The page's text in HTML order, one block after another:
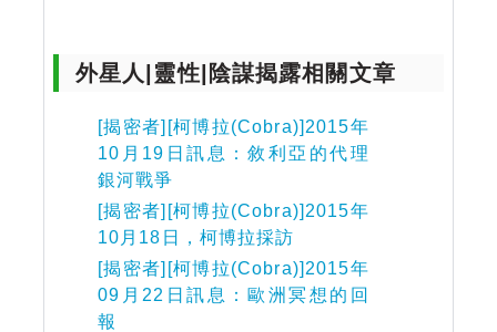
外星人|靈性|陰謀揭露相關文章
[揭密者][柯博拉(Cobra)]2015年
10月19日訊息：敘利亞的代理
銀河戰爭
[揭密者][柯博拉(Cobra)]2015年
10月18日，柯博拉採訪
[揭密者][柯博拉(Cobra)]2015年
09月22日訊息：歐洲冥想的回
報